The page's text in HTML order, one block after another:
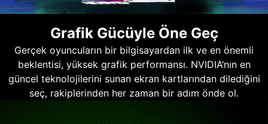
Grafik Gücüyle Öne Geç
Gerçek oyuncuların bir bilgisayardan ilk ve en önemli
beklentisi, yüksek grafik performansı. NVIDIA’nın en
güncel teknolojilerini sunan ekran kartlarından dilediğini
seç, rakiplerinden her zaman bir adım önde ol.